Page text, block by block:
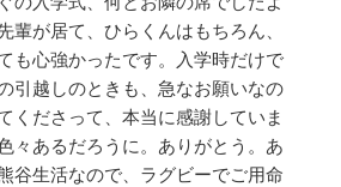
輩が居て、ひらくんはもちろん、
も心強かったです。入学時だけで
引越しのときも、急なお願いなの
くださって、本当に感謝していま
々あるだろうに。ありがとう。あ
谷生活なので、ラグビーでご用命